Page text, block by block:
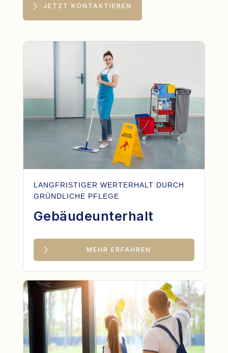
JETZT KONTAKTIEREN
LANGFRISTIGER WERTERHALT DURCH
GRÜNDLICHE PFLEGE
Gebäudeunterhalt
MEHR ERFAHREN